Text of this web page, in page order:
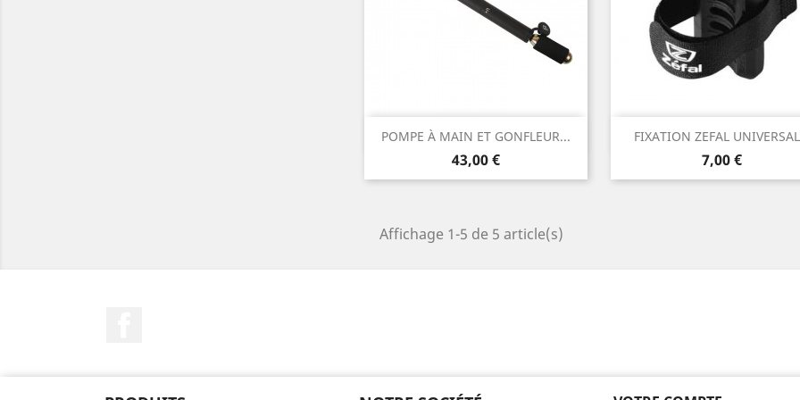
POMPE À MAIN ET GONFLEUR...
Prix
43,00 €
 Aperçu rapide FIXATION ZEFAL
Prix
7,00 €
Aperçu rapide
Affichage 1-5 de 5 article(s)